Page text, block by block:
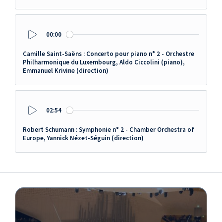
00:00
Camille Saint-Saëns : Concerto pour piano n° 2 - Orchestre
Philharmonique du Luxembourg, Aldo Ciccolini (piano),
Emmanuel Krivine (direction)
02:54
Robert Schumann : Symphonie n° 2 - Chamber Orchestra of
Europe, Yannick Nézet-Séguin (direction)